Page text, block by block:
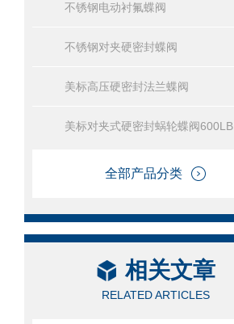
不锈钢电动衬氟蝶阀
不锈钢对夹硬密封蝶阀
美标高压硬密封法兰蝶阀
美标对夹式硬密封蜗轮蝶阀600LB
全部产品分类
相关文章
RELATED ARTICLES